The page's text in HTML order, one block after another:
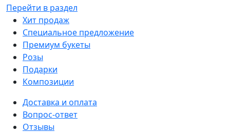
Перейти в раздел
Хит продаж
Специальное предложение
Премиум букеты
Розы
Подарки
Композиции
Доставка и оплата
Вопрос-ответ
Отзывы